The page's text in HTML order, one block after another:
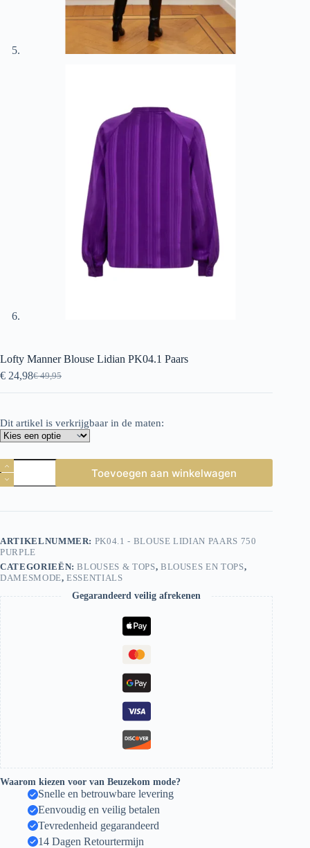
Lofty Manner Blouse Lidian PK04.1 Paars
€49,95
Oorspronkelijke
prijs
€ 49,95.
€ 24,98Huidige
prijs
€ 24,98.
Dit artikel is verkrijgbaar in de maten:
Lofty
Manner
Blouse
PK04.1
Toevoegen aan winkelwagen
ARTIKELNUMMER: PK04.1 - BLOUSE LIDIAN PAARS 750
PURPLE
CATEGORIEËN:BLOUSES & TOPS, BLOUSES EN TOPS,
DAMESMODE,ESSENTIALS
Gegarandeerd veilig afrekenen
Waarom kiezen voor van Beuzekom mode?
Snelle en betrouwbare levering
Eenvoudig en veilig betalen
Tevredenheid gegarandeerd
14 Dagen Retourtermijn